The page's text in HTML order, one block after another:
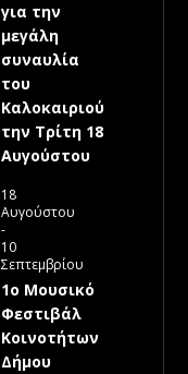
για την
μεγάλη
συναυλία
του
Καλοκαιριού
την Τρίτη 18
Αυγούστου
18
Αυγούστου
-
10
Σεπτεμβρίου
1ο Μουσικό
Φεστιβάλ
Κοινοτήτων
Δήμου